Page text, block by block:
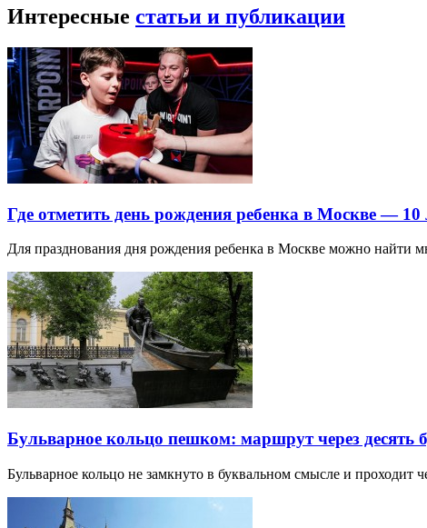
Интересные статьи и публикации
Где отметить день рождения ребенка в Москве —
Для празднования дня рождения ребенка в Москве можно найти
Бульварное кольцо пешком: маршрут через десять
Бульварное кольцо не замкнуто в буквальном смысле и